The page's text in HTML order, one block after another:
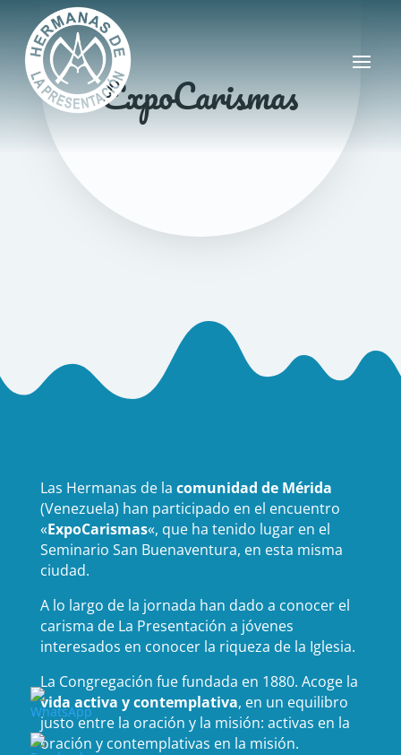
ExpoCarismas
Las Hermanas de la comunidad de Mérida
(Venezuela) han participado en el encuentro
«ExpoCarismas«, que ha tenido lugar en el
Seminario San Buenaventura, en esta misma
ciudad.
A lo largo de la jornada han dado a conocer el
carisma de La Presentación a jóvenes
interesados en conocer la riqueza de la Iglesia.
La Congregación fue fundada en 1880. Acoge la
vida activa y contemplativa, en un equilibro
justo entre la oración y la misión: activas en la
oración y contemplativas en la misión.